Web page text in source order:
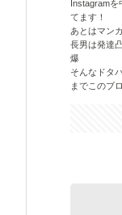
Instagram
てます！
あとはマン
長男は発達
爆
そんなドタ
までこのブ